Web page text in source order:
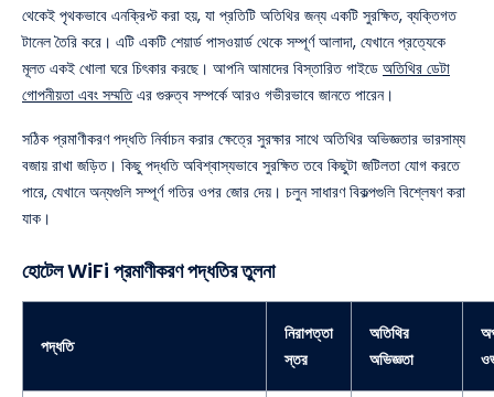
থেকেই পৃথকভাবে এনক্রিপ্ট করা হয়, যা প্রতিটি অতিথির জন্য একটি সুরক্ষিত, ব্যক্তিগত
টানেল তৈরি করে। এটি একটি শেয়ার্ড পাসওয়ার্ড থেকে সম্পূর্ণ আলাদা, যেখানে প্রত্যেকে
মূলত একই খোলা ঘরে চিৎকার করছে। আপনি আমাদের বিস্তারিত গাইডে অতিথির ডেটা
গোপনীয়তা এবং সম্মতিএর গুরুত্ব সম্পর্কে আরও গভীরভাবে জানতে পারেন।
সঠিক প্রমাণীকরণ পদ্ধতি নির্বাচন করার ক্ষেত্রে সুরক্ষার সাথে অতিথির অভিজ্ঞতার ভারসাম্য
বজায় রাখা জড়িত। কিছু পদ্ধতি অবিশ্বাস্যভাবে সুরক্ষিত তবে কিছুটা জটিলতা যোগ করতে
পারে, যেখানে অন্যগুলি সম্পূর্ণ গতির ওপর জোর দেয়। চলুন সাধারণ বিকল্পগুলি বিশ্লেষণ করা
যাক।
হোটেল WiFi প্রমাণীকরণ পদ্ধতির তুলনা
পদ্ধতি
নিরাপত্তা
স্তর
অতিথির
অভিজ্ঞতা